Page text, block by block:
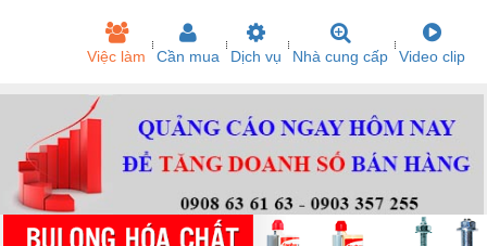
Việc làm Cần mua Dịch vụ Nhà cung cấp Video clip